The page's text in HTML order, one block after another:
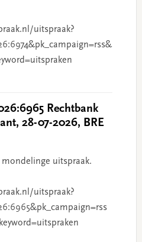
uitspraak?
Rechtbank
28-07-2026, BRE
mondelinge uitspraak.
uitspraak?